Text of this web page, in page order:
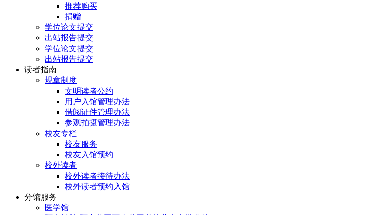
推荐购买
捐赠
学位论文提交
出站报告提交
学位论文提交
出站报告提交
读者指南
规章制度
文明读者公约
用户入馆管理办法
借阅证件管理办法
参观拍摄管理办法
校友专栏
校友服务
校友入馆预约
校外读者
校外读者接待办法
校外读者预约入馆
分馆服务
医学馆